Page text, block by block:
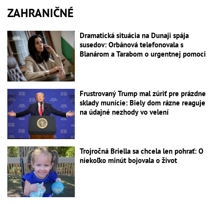
ZAHRANIČNÉ
Dramatická situácia na Dunaji spája
susedov: Orbánová telefonovala s
Blanárom a Tarabom o urgentnej pomoci
Frustrovaný Trump mal zúriť pre prázdne
sklady munície: Biely dom rázne reaguje
na údajné nezhody vo velení
Trojročná Briella sa chcela len pohrať: O
niekoľko minút bojovala o život